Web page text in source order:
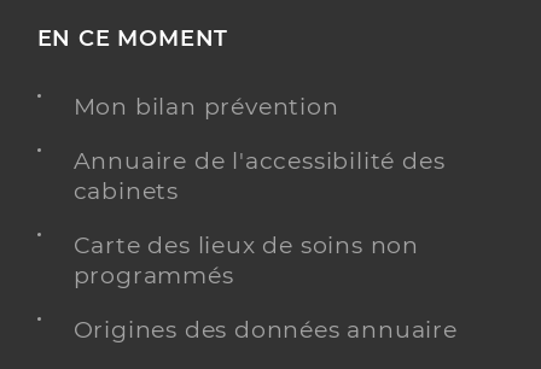
EN CE MOMENT
Mon bilan prévention
Annuaire de l'accessibilité des
cabinets
Carte des lieux de soins non
programmés
Origines des données annuaire